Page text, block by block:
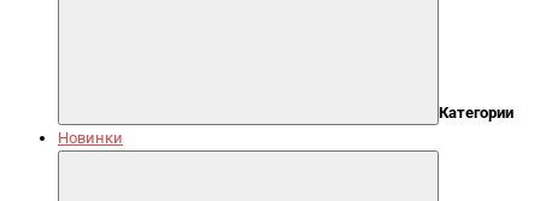
Категории
Новинки